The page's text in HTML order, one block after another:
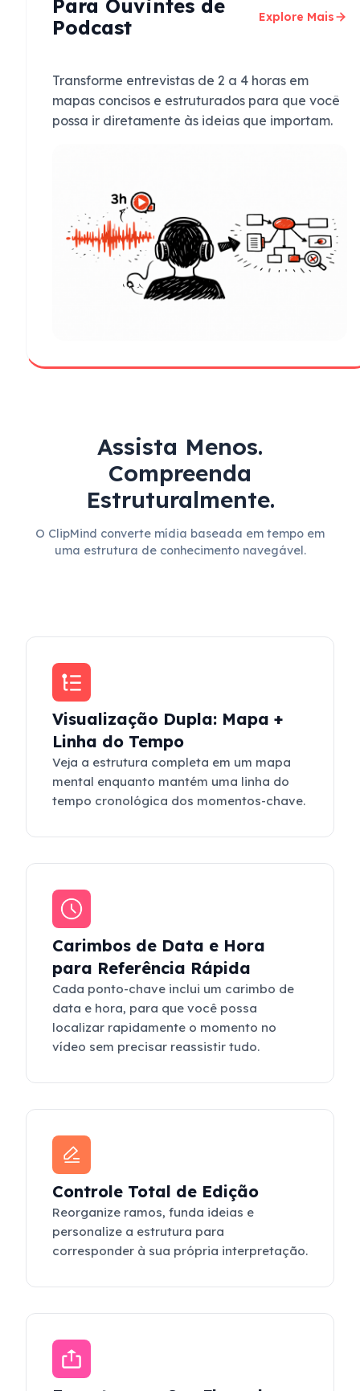
Para Ouvintes de
Podcast
Explore Mais
Transforme entrevistas de 2 a 4 horas em
mapas concisos e estruturados para que você
possa ir diretamente às ideias que importam.
Assista Menos.
Compreenda
Estruturalmente.
O ClipMind converte mídia baseada em tempo em
uma estrutura de conhecimento navegável.
Visualização Dupla: Mapa +
Linha do Tempo
Veja a estrutura completa em um mapa
mental enquanto mantém uma linha do
tempo cronológica dos momentos-chave.
Carimbos de Data e Hora
para Referência Rápida
Cada ponto-chave inclui um carimbo de
data e hora, para que você possa
localizar rapidamente o momento no
vídeo sem precisar reassistir tudo.
Controle Total de Edição
Reorganize ramos, funda ideias e
personalize a estrutura para
corresponder à sua própria interpretação.